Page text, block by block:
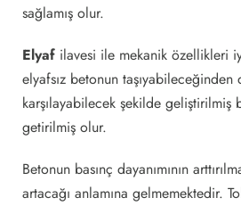
sağlamış olur.
Elyaf ilavesi ile mekanik özellikleri
elyafsız betonun
karşılayabilecek şekilde
getirilmiş olur.
Betonun basınç dayanımının
artacağı anlamına gelmemektedir.